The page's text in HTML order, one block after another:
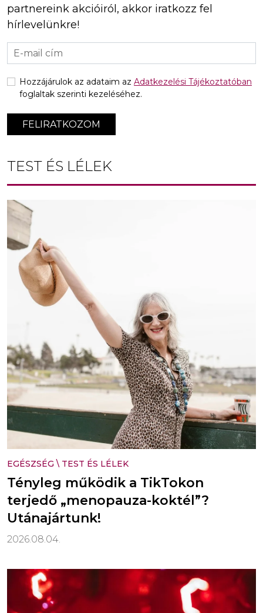
partnereink akcióiról, akkor iratkozz fel
hírlevelünkre!
FELIRATKOZOM
Hozzájárulok az adataim az Adatkezelési Tájékoztatóban
foglaltak szerinti kezeléséhez.
TEST ÉS LÉLEK
EGÉSZSÉG \ TEST ÉS LÉLEK
Tényleg működik a TikTokon
terjedő „menopauza-koktél”?
Utánajártunk!
2026.08.04.